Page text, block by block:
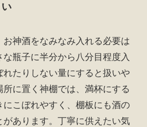
お神酒をなみなみ入れる必要は
瓶子に半分から八分目程度入
れたりしない量にすると扱いや
に置く神棚では、満杯にする
にこぼれやすく、棚板にも酒の
があります。丁寧に供えたい気